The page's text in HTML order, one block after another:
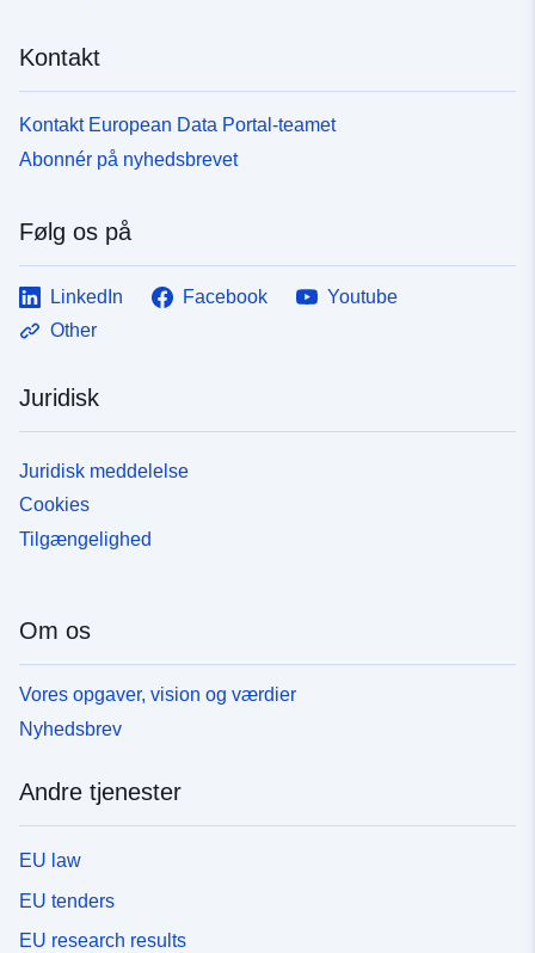
Kontakt
Kontakt European Data Portal-teamet
Abonnér på nyhedsbrevet
Følg os på
LinkedIn Facebook
Youtube
Other
Juridisk
Juridisk meddelelse
Cookies
Tilgængelighed
Om os
Vores opgaver, vision og værdier
Nyhedsbrev
Andre tjenester
EU law
EU tenders
EU research results